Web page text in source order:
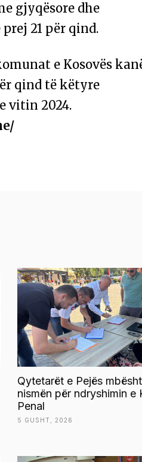
gjyqësore dhe
21 për qind.
e Kosovës
qind të këtyre
vitin 2024.
Qytetarët e Pejës
nismën për ndryshimin e
Penal
5 GUSHT, 2026